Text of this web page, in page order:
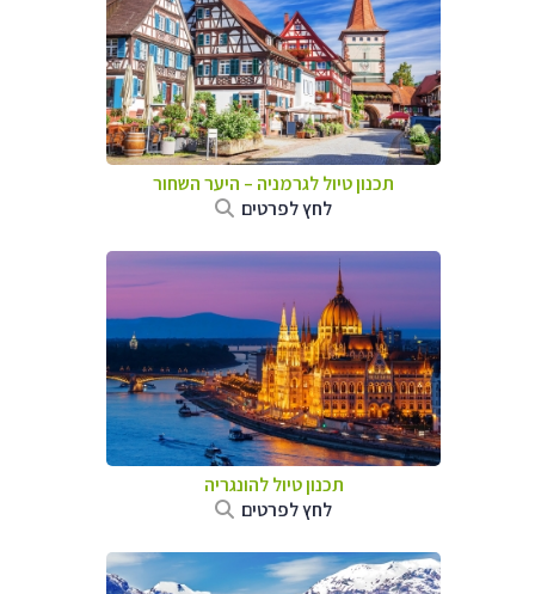
תכנון טיול לגרמניה – היער השחור
לחץ לפרטים
תכנון טיול להונגריה
לחץ לפרטים